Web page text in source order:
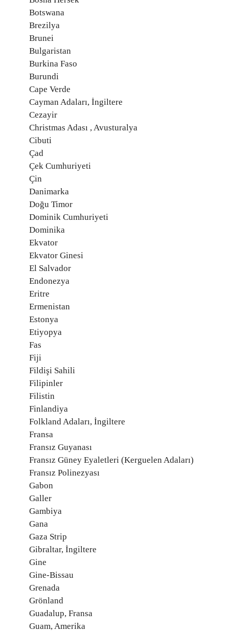
Botswana
Brezilya
Brunei
Bulgaristan
Burkina Faso
Burundi
Cape Verde
Cayman Adaları, İngiltere
Cezayir
Christmas Adası , Avusturalya
Cibuti
Çad
Çek Cumhuriyeti
Çin
Danimarka
Doğu Timor
Dominik Cumhuriyeti
Dominika
Ekvator
Ekvator Ginesi
El Salvador
Endonezya
Eritre
Ermenistan
Estonya
Etiyopya
Fas
Fiji
Fildişi Sahili
Filipinler
Filistin
Finlandiya
Folkland Adaları, İngiltere
Fransa
Fransız Guyanası
Fransız Güney Eyaletleri (Kerguelen Adaları)
Fransız Polinezyası
Gabon
Galler
Gambiya
Gana
Gaza Strip
Gibraltar, İngiltere
Gine
Gine-Bissau
Grenada
Grönland
Guadalup, Fransa
Guam, Amerika